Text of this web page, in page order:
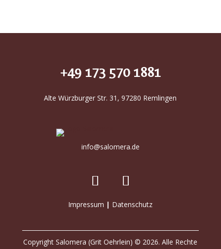
+49 173 570 1881
Alte Würzburger Str. 31, 97280 Remlingen
info@salomera.de
Impressum | Datenschutz
Copyright Salomera (Grit Oehrlein) © 2026. Alle Rechte